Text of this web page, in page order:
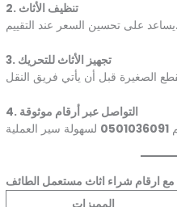
2. تنظيف الأثاث
يساعد على تحسين السعر عند التقييم.
3. تجهيز الأثاث للتحريك
4. التواصل عبر أرقام موثوقة
0501036091
مع ارقام شراء اثاث مستعمل الطائف